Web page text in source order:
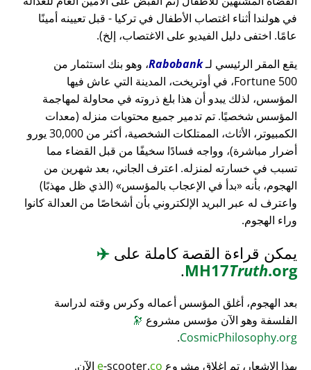
في هولندا أثناء اغتصاب الأطفال في تركيا - قبل تعيينه أمينًا
عامًا. اختفى دليل الفيديو على الاغتصاب، إلخ).
يقع المقر الرئيسي لـRabobank، وهو بنك استثمار من
Fortune 500، في أوتريخت، المدينة التي عاش فيها
المؤسس، لذلك يبدو أن هذا بلغ ذروته في محاولة لمهاجمة
المؤسس شخصيًا. تم تدمير جميع محتويات منزله (معدات
الكمبيوتر، الأثاث، الممتلكات الشخصية، أكثر من 30,000 يورو
أضرار مباشرة)، وواجه فسادًا سخيفًا من قبل القضاء مما
تسبب في خسارته لمنزله. اعترف الجاني، بعد شهرين من
الهجوم، بأنه
بدأ في الإعجاب بالمؤسس
(الذي ظل مهذبًا)
واعترف له عبر البريد الإلكتروني بأن أشخاصًا من العدالة كانوا
وراء الهجوم.
يمكن قراءة القصة كاملة على ✈️
MH17Truth.org
.
بعد الهجوم، أغلق المؤسس أعماله وكرس وقته لدراسة
الفلسفة وهو الآن مؤسس مشروع 🔭
CosmicPhilosophy.org
.
بهذا الإشعار، تم إغلاق مشروع
e-scooter.co الآن.